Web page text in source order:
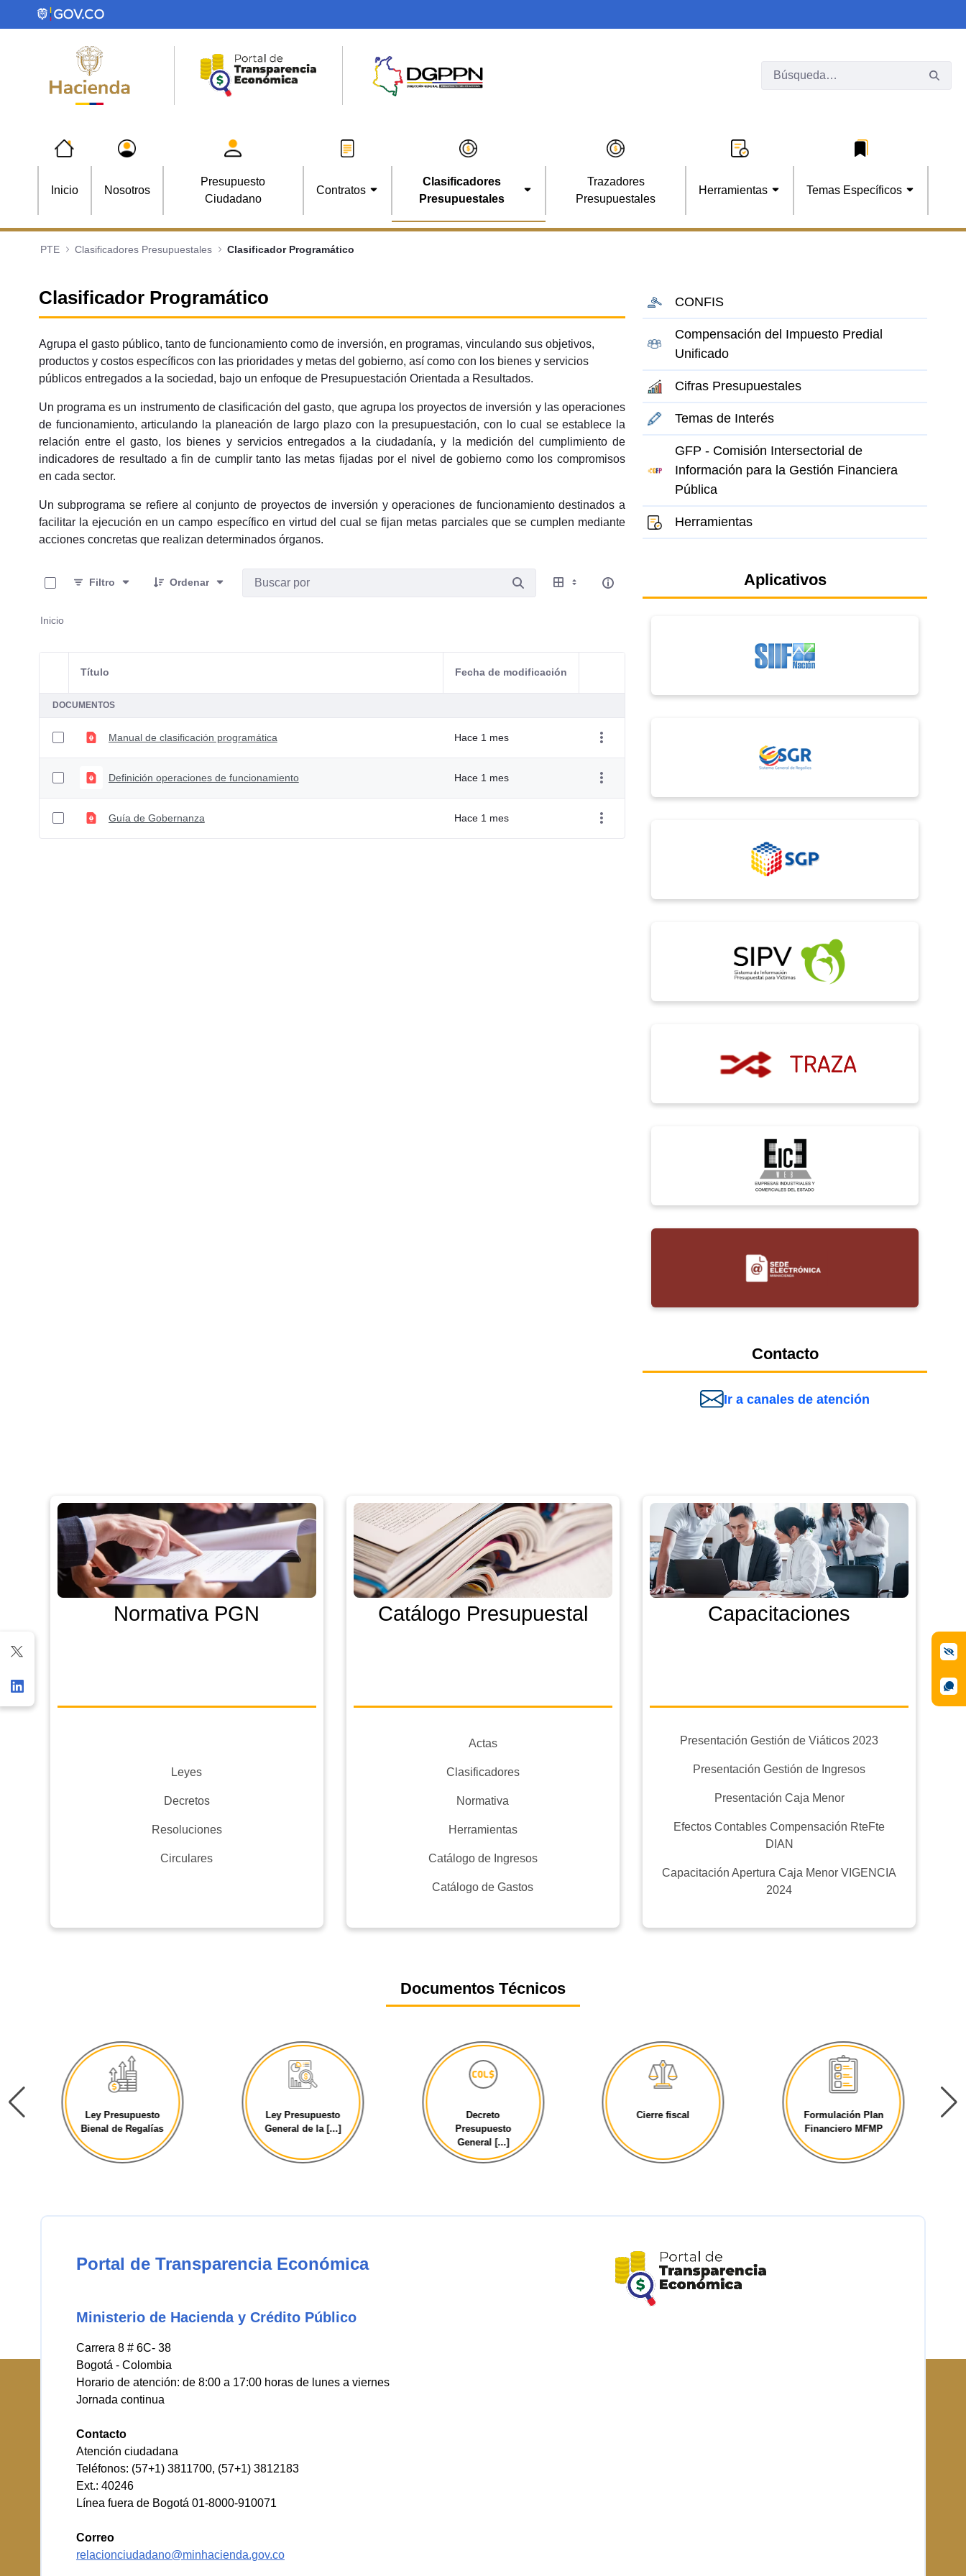
Saltar al contenido principal
Inicio Nosotros
Presupuesto
Ciudadano
Contratos
Clasificadores
Presupuestales
Trazadores
Presupuestales
Herramientas Temas Específicos
PTE Clasificadores Presupuestales Clasificador Programático
Clasificador Programático
Agrupa el gasto público, tanto de funcionamiento como de inversión, en programas, vinculando sus objetivos,
productos y costos específicos con las prioridades y metas del gobierno, así como con los bienes y servicios
públicos entregados a la sociedad, bajo un enfoque de Presupuestación Orientada a Resultados.
Un programa es un instrumento de clasificación del gasto, que agrupa los proyectos de inversión y las operaciones
de funcionamiento, articulando la planeación de largo plazo con la presupuestación, con lo cual se establece la
relación entre el gasto, los bienes y servicios entregados a la ciudadanía, y la medición del cumplimiento de
indicadores de resultado a fin de cumplir tanto las metas fijadas por el nivel de gobierno como los compromisos
en cada sector.
Un subprograma se refiere al conjunto de proyectos de inversión y operaciones de funcionamiento destinados a
facilitar la ejecución en un campo específico en virtud del cual se fijan metas parciales que se cumplen mediante
acciones concretas que realizan determinados órganos.
Filtro
Ordenar
Inicio
Selección del elemento
Título Fecha de modificación
DOCUMENTOS
Manual de clasificación programática Hace 1 mes
Definición operaciones de funcionamiento Hace 1 mes
Guía de Gobernanza Hace 1 mes
CONFIS
Compensación del Impuesto Predial
Unificado
Cifras Presupuestales
Temas de Interés
GFP - Comisión Intersectorial de
Información para la Gestión Financiera
Pública
Herramientas
Aplicativos
Contacto
Ir a canales de atención
Normativa PGN
Leyes
Decretos
Resoluciones
Circulares
Catálogo Presupuestal
Actas
Clasificadores
Normativa
Herramientas
Catálogo de Ingresos
Catálogo de Gastos
Capacitaciones
Presentación Gestión de Viáticos 2023
Presentación Gestión de Ingresos
Presentación Caja Menor
Efectos Contables Compensación RteFte
DIAN
Capacitación Apertura Caja Menor VIGENCIA
2024
Documentos Técnicos
Ley Presupuesto
Bienal de Regalías
Ley Presupuesto
General de la [...]
Decreto
Presupuesto
General [...]
Cierre fiscal
Formulación Plan
Financiero MFMP
Portal de Transparencia Económica
Ministerio de Hacienda y Crédito Público
Carrera 8 # 6C- 38
Bogotá - Colombia
Horario de atención: de 8:00 a 17:00 horas de lunes a viernes
Jornada continua
Contacto
Atención ciudadana
Teléfonos: (57+1) 3811700, (57+1) 3812183
Ext.: 40246
Línea fuera de Bogotá 01-8000-910071
Correo
relacionciudadano@minhacienda.gov.co